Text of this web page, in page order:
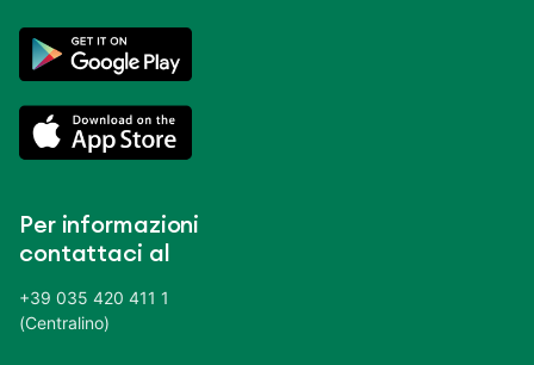
Per informazioni
contattaci al
+39 035 420 411 1
(Centralino)